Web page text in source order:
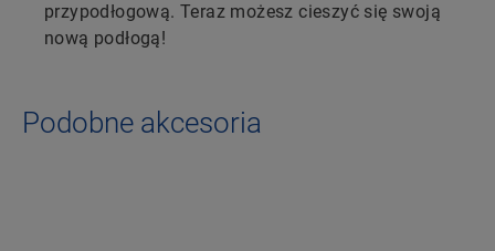
przypodłogową. Teraz możesz cieszyć się swoją
nową podłogą!
Podobne akcesoria